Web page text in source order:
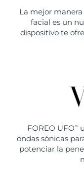
La mejor
facial es un
dispositivo te
FOREO UFO TM
ondas sónicas
potenciar la